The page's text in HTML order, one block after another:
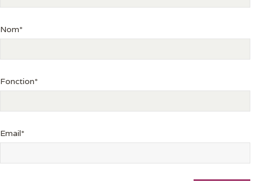
Nom*
Fonction*
Email*